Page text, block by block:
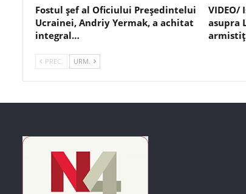
Fostul șef al Oficiului Președintelui
Ucrainei, Andriy Yermak, a achitat
integral…
asupra
PREC. URM.